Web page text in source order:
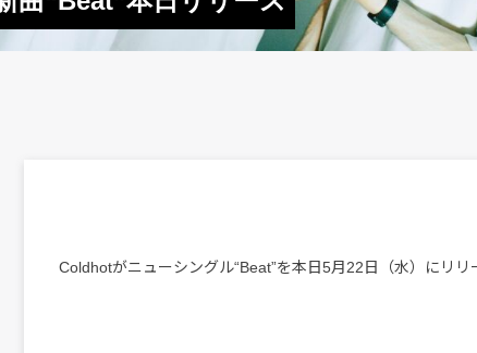
Coldhotがニューシングル“Beat”を本日5月22日（水）にリリ